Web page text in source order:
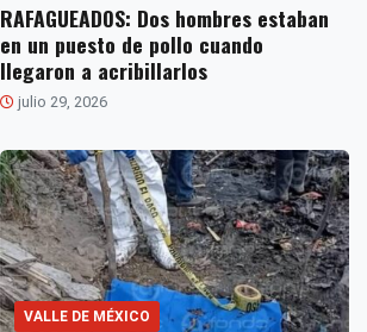
RAFAGUEADOS: Dos hombres estaban
en un puesto de pollo cuando
llegaron a acribillarlos
julio 29, 2026
VALLE DE MÉXICO